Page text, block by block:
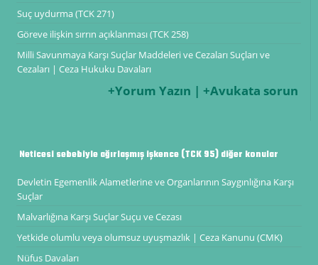
Suç uydurma (TCK 271)
Göreve ilişkin sırrın açıklanması (TCK 258)
Milli Savunmaya Karşı Suçlar Maddeleri ve Cezaları Suçları ve
Cezaları | Ceza Hukuku Davaları
+Yorum Yazın | +Avukata sorun
Neticesi sebebiyle ağırlaşmış işkence (TCK 95) diğer konular
Devletin Egemenlik Alametlerine ve Organlarının Saygınlığına Karşı
Suçlar
Malvarlığına Karşı Suçlar Suçu ve Cezası
Yetkide olumlu veya olumsuz uyuşmazlık | Ceza Kanunu (CMK)
Nüfus Davaları